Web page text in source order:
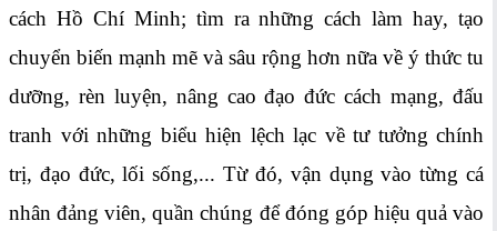
cách Hồ Chí Minh; tìm ra những cách làm hay, tạo
chuyển biến mạnh mẽ và sâu rộng hơn nữa về ý thức tu
dưỡng, rèn luyện, nâng cao đạo đức cách mạng, đấu
tranh với những biểu hiện lệch lạc về tư tưởng chính
trị, đạo đức, lối sống,... Từ đó, vận dụng vào từng cá
nhân đảng viên, quần chúng để đóng góp hiệu quả vào